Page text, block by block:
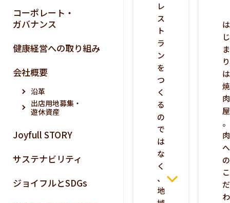
コーポレート・
ガバナンス
健康経営への取り組み
会社概要
沿革
出店用地募集・
遊休資産
Joyfull STORY
サステナビリティ
ジョイフルとSDGs
レ
ス
ト
ラ
ン
を
つ
く
る
の
で
は
な
く
、
地
は
じ
ま
り
は
焼
肉
屋
。
肉
へ
の
こ
だ
わ